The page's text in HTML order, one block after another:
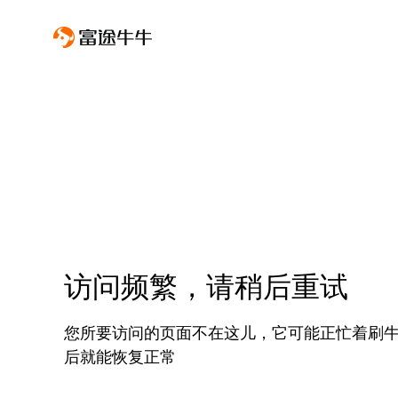
访问频繁，请稍后重试
您所要访问的页面不在这儿，它可能正忙着刷
后就能恢复正常